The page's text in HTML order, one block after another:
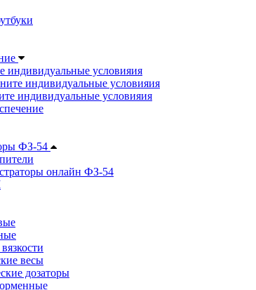
условияия
индивидуальные условияия
индивидуальные условияия
ФЗ-54
онлайн ФЗ-54
весы
дозаторы